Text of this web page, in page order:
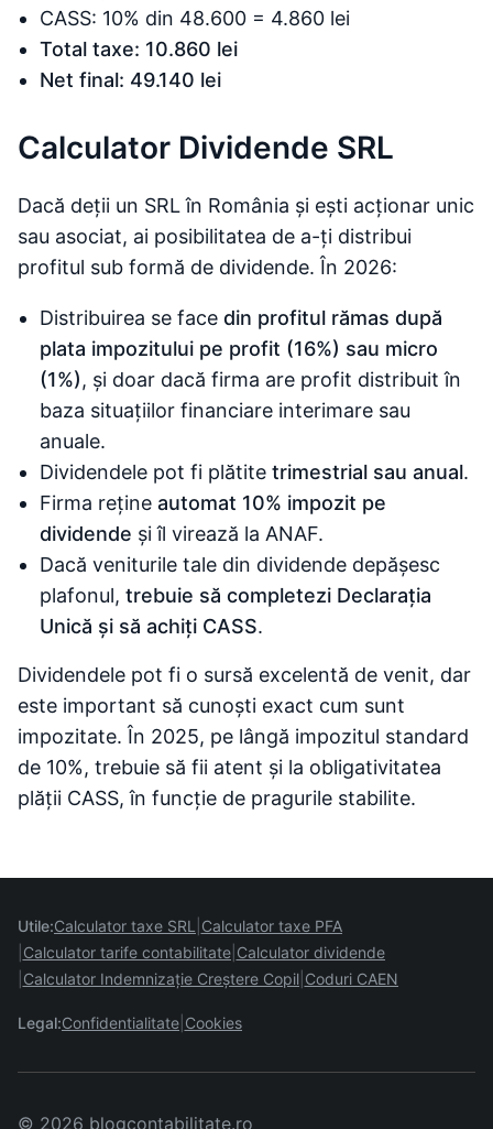
CASS: 10% din 48.600 = 4.860 lei
Total taxe: 10.860 lei
Net final: 49.140 lei
Calculator Dividende SRL
Dacă deții un SRL în România și ești acționar unic
sau asociat, ai posibilitatea de a-ți distribui
profitul sub formă de dividende. În 2026:
Distribuirea se face din profitul rămas după
plata impozitului pe profit (16%) sau micro
(1%), și doar dacă firma are profit distribuit în
baza situațiilor financiare interimare sau
anuale.
Dividendele pot fi plătite trimestrial sau anual.
Firma reține automat 10% impozit pe
dividende și îl virează la ANAF.
Dacă veniturile tale din dividende depășesc
plafonul, trebuie să completezi Declarația
Unică și să achiți CASS.
Dividendele pot fi o sursă excelentă de venit, dar
este important să cunoști exact cum sunt
impozitate. În 2025, pe lângă impozitul standard
de 10%, trebuie să fii atent și la obligativitatea
plății CASS, în funcție de pragurile stabilite.
Utile:Calculator taxe SRL
Calculator taxe PFA
Calculator tarife contabilitate Calculator dividende
Calculator Indemnizație Creștere Copil Coduri CAEN
Legal:Confidentialitate Cookies
© 2026 blogcontabilitate.ro